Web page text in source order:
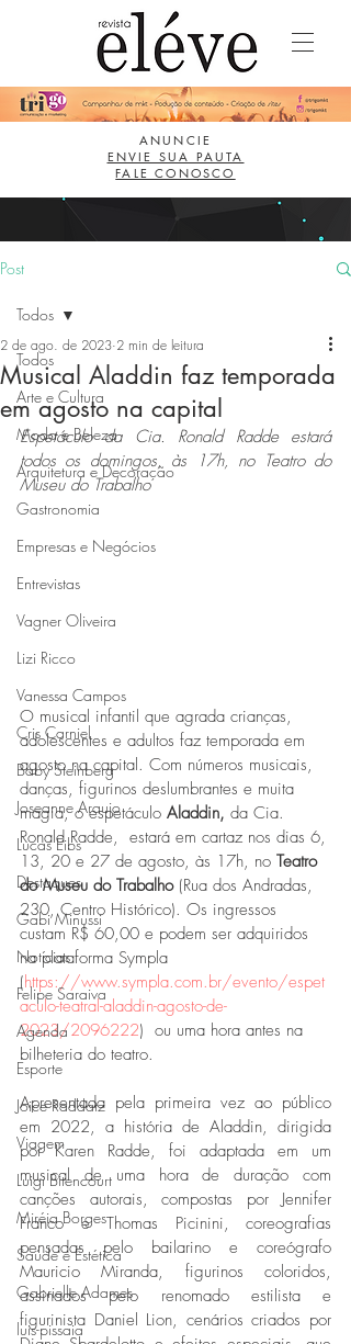
ANUNCIE
ENVIE SUA PAUTA
FALE CONOSCO
Post
Todos
Arte e Cultura
Moda e Beleza
Arquitetura e Decoração
Gastronomia
Empresas e Negócios
Entrevistas
Vagner Oliveira
Lizi Ricco
Vanessa Campos
Cris Carniel
Baby Steinberg
Joseanne Araujo
Lucas Eibs
Destaques
Gabi Minussi
Notícias
Felipe Saraiva
Agenda
Esporte
Joice Raddatz
Viagem
Luigi Bitencourt
Miréia Borges
Saúde e Estética
Gabrielle Adames
luis-pissaia
Todos
Musical Aladdin faz temporada
em agosto na capital
2 de ago. de 2023 2 min de leitura
Espetáculo da Cia. Ronald Radde estará
todos os domingos, às 17h, no Teatro do
Museu do Trabalho
O musical infantil que agrada crianças,
adolescentes e adultos faz temporada em
agosto na capital. Com números musicais,
danças, figurinos deslumbrantes e muita
magia, o espetáculo Aladdin, da Cia.
Ronald Radde,  estará em cartaz nos dias 6,
13, 20 e 27 de agosto, às 17h, no Teatro
do Museu do Trabalho (Rua dos Andradas,
230, Centro Histórico). Os ingressos
custam R$ 60,00 e podem ser adquiridos
na plataforma Sympla
(https://www.sympla.com.br/evento/espet
aculo-teatral-aladdin-agosto-de-
2023/2096222)  ou uma hora antes na
bilheteria do teatro.
Apresentada pela primeira vez ao público
em 2022, a história de Aladdin, dirigida
por Karen Radde, foi adaptada em um
musical de uma hora de duração com
canções autorais, compostas por Jennifer
Franco e Thomas Picinini,
coreografias
pensadas pelo bailarino e coreógrafo
Mauricio Miranda, figurinos coloridos,
assinados pelo renomado estilista e
figurinista Daniel Lion, cenários criados por